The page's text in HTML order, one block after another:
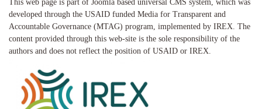
This web page is part of Joomla based universal CMS system, which was
developed through the USAID funded Media for Transparent and
Accountable Governance (MTAG) program, implemented by IREX. The
content provided through this web-site is the sole responsibility of the
authors and does not reflect the position of USAID or IREX.